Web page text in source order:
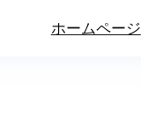
ホームページ